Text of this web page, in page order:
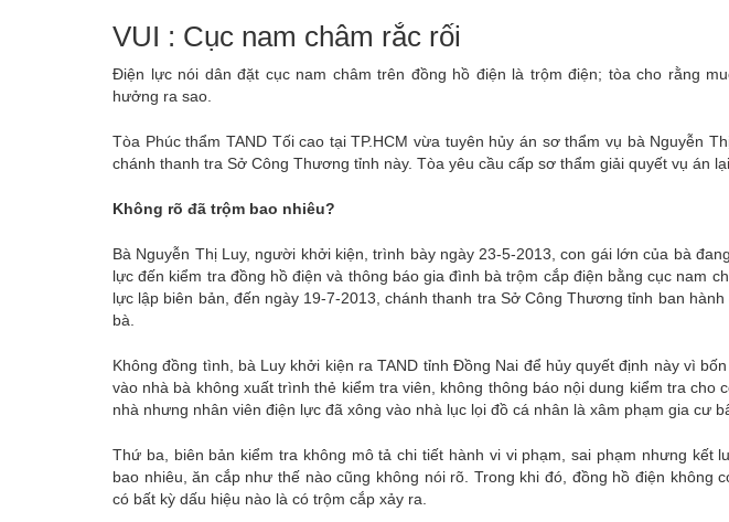
VUI : Cục nam châm rắc rối
Điện lực nói dân đặt cục nam châm trên đồng hồ điện là trộm điện; tòa cho rằng
hưởng ra sao.
Tòa Phúc thẩm TAND Tối cao tại TP.HCM vừa tuyên hủy án sơ thẩm vụ bà Nguyễn
chánh thanh tra Sở Công Thương tỉnh này. Tòa yêu cầu cấp sơ thẩm giải quyết vụ án
Không rõ đã trộm bao nhiêu?
Bà Nguyễn Thị Luy, người khởi kiện, trình bày ngày 23-5-2013, con gái lớn của bà
lực đến kiểm tra đồng hồ điện và thông báo gia đình bà trộm cắp điện bằng cục nam
lực lập biên bản, đến ngày 19-7-2013, chánh thanh tra Sở Công Thương tỉnh ban
bà.
Không đồng tình, bà Luy khởi kiện ra TAND tỉnh Đồng Nai để hủy quyết định này vì
vào nhà bà không xuất trình thẻ kiểm tra viên, không thông báo nội dung kiểm tra cho
nhà nhưng nhân viên điện lực đã xông vào nhà lục lọi đồ cá nhân là xâm phạm gia cư
Thứ ba, biên bản kiểm tra không mô tả chi tiết hành vi vi phạm, sai phạm nhưng kết
bao nhiêu, ăn cắp như thế nào cũng không nói rõ. Trong khi đó, đồng hồ điện không
có bất kỳ dấu hiệu nào là có trộm cắp xảy ra.